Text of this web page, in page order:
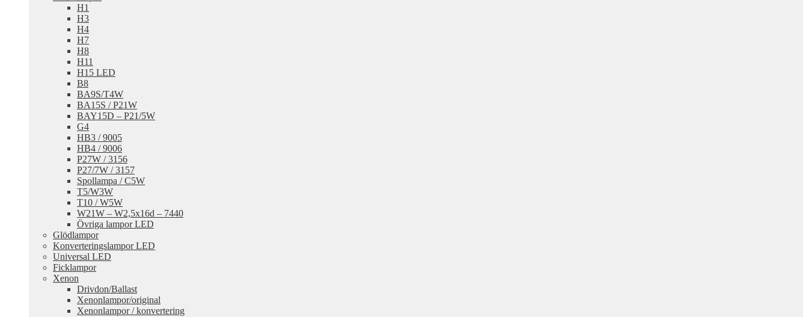
H1
H3
H4
H7
H8
H11
H15 LED
B8
BA9S/T4W
BA15S / P21W
BAY15D – P21/5W
G4
HB3 / 9005
HB4 / 9006
P27W / 3156
P27/7W / 3157
Spollampa / C5W
T5/W3W
T10 / W5W
W21W – W2,5x16d – 7440
Övriga lampor LED
Glödlampor
Konverteringslampor LED
Universal LED
Ficklampor
Xenon
Drivdon/Ballast
Xenonlampor/original
Xenonlampor / konvertering